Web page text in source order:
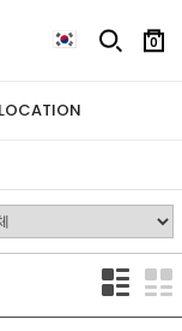
0
LOCATION